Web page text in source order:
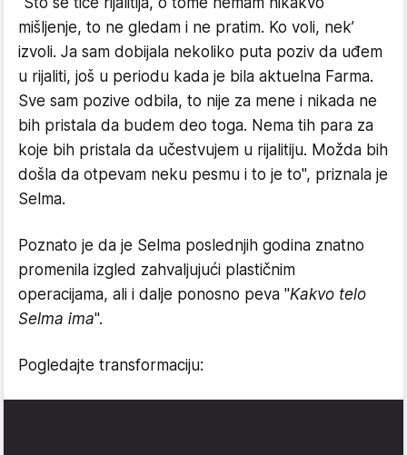
mišljenje, to ne gledam i ne pratim. Ko voli, nek’
izvoli. Ja sam dobijala nekoliko puta poziv da uđem
u rijaliti, još u periodu kada je bila aktuelna Farma.
Sve sam pozive odbila, to nije za mene i nikada ne
bih pristala da budem deo toga. Nema tih para za
koje bih pristala da učestvujem u rijalitiju. Možda bih
došla da otpevam neku pesmu i to je to", priznala je
Selma.
Poznato je da je Selma poslednjih godina znatno
promenila izgled zahvaljujući plastičnim
operacijama, ali i dalje ponosno peva "Kakvo telo
Selma ima".
Pogledajte transformaciju: